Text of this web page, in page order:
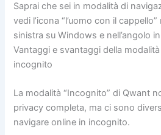
Saprai che sei in modalità di
vedi l’icona “l’uomo con il
sinistra su Windows e nell’angolo
Vantaggi e svantaggi della
incognito
La modalità “Incognito” di Qwant
privacy completa, ma ci sono
navigare online in incognito.